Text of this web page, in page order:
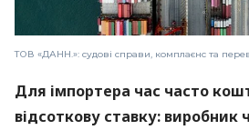
ТОВ «ДАНН.»: судові справи, комплаєнс та
Для імпортера час часто
відсоткову ставку: виробник